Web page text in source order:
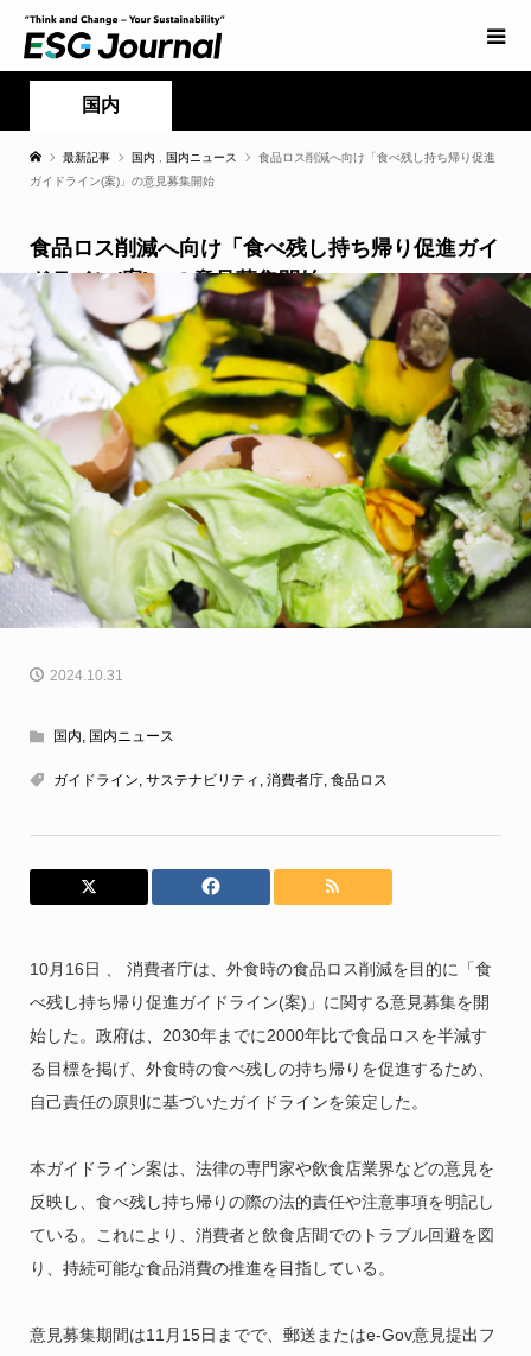
国内
最新記事 国内 国内ニュース
食品ロス削減へ向け「食べ残し持ち帰り促進
ガイドライン(案)」の意見募集開始
食品ロス削減へ向け「食べ残し持ち帰り促進ガイ
ドライン(案)」の意見募集開始
2024.10.31
国内 国内ニュース
ガイドライン サステナビリティ 消費者庁, 食品ロス
10月16日 、 消費者庁は、外食時の食品ロス削減を目的に「食
べ残し持ち帰り促進ガイドライン(案)」に関する意見募集を開
始した。政府は、2030年までに2000年比で食品ロスを半減す
る目標を掲げ、外食時の食べ残しの持ち帰りを促進するため、
自己責任の原則に基づいたガイドラインを策定した。
本ガイドライン案は、法律の専門家や飲食店業界などの意見を
反映し、食べ残し持ち帰りの際の法的責任や注意事項を明記し
ている。これにより、消費者と飲食店間でのトラブル回避を図
り、持続可能な食品消費の推進を目指している。
意見募集期間は11月15日までで、郵送またはe-Gov意見提出フ